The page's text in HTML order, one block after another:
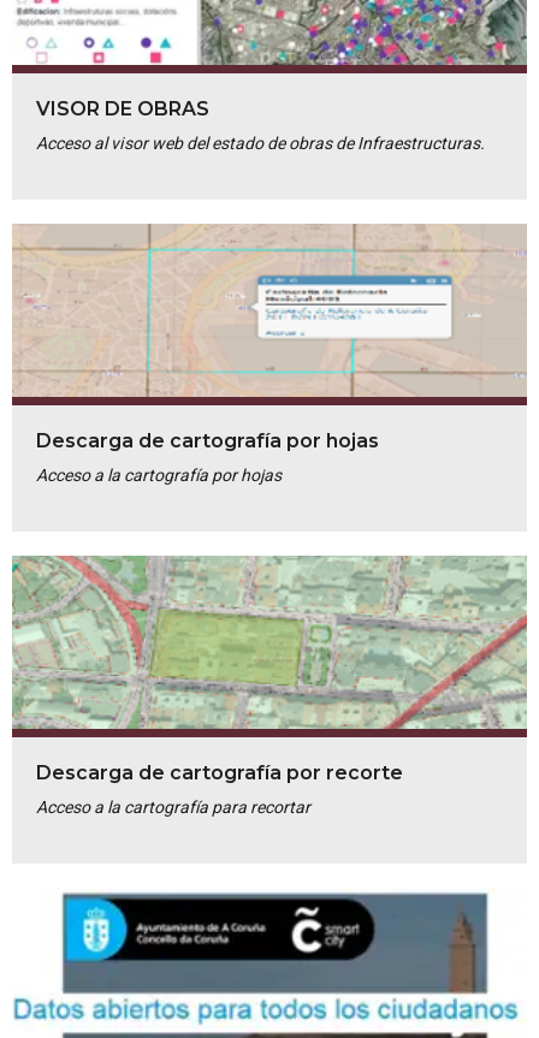
VISOR DE OBRAS
Acceso al visor web del estado de obras de Infraestructuras.
Descarga de cartografía por hojas
Acceso a la cartografía por hojas
Descarga de cartografía por recorte
Acceso a la cartografía para recortar